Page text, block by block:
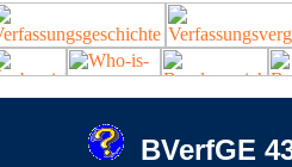
BVerfGE